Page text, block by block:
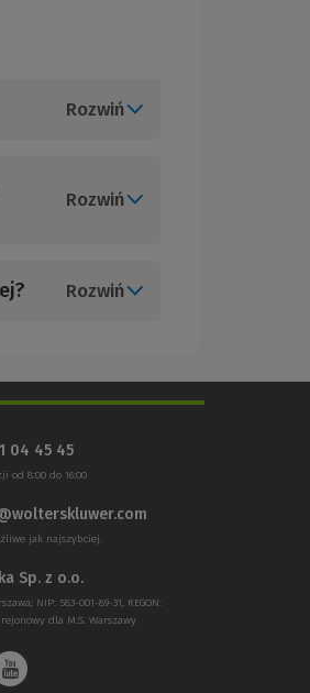
Rozwiń
Rozwiń
Rozwiń
04 45 45
od 8:00 do 16:00
jak najszybciej.
Sp. z o.o.
NIP: 583-001-89-31, REGON:
rejonowy dla M.S. Warszawy